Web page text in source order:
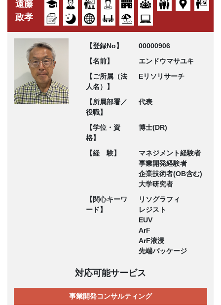
遠藤
政孝
【登録No】
00000906
【名前】
エンドウマサユキ
【ご所属（法
人名）】
Eリソリサーチ
【所属部署／
役職】
代表
【学位・資
格】
博士(DR)
【経 験】
マネジメント経験者
事業開発経験者
企業技術者(OB含む)
大学研究者
【関心キーワ
ード】
リソグラフィ
レジスト
EUV
ArF
ArF液浸
先端パッケージ
対応可能サービス
事業開発コンサルティング